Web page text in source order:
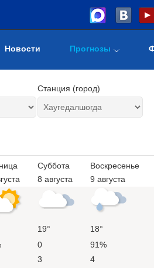
Новости Прогнозы
Станция (город)
Суббота
8 августа
Воскресенье
9 августа
19° 18°
0 91%
3 4